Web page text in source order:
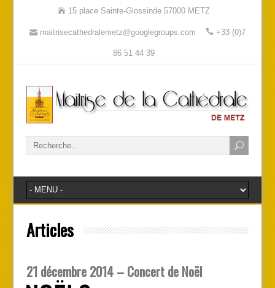
15 place Sainte-Glossinde 57000 METZ
maitrisecathedralemetz@googlegroups.com +33 (0)7
86 51 44 39
Articles
21 décembre 2014 – Concert de Noël